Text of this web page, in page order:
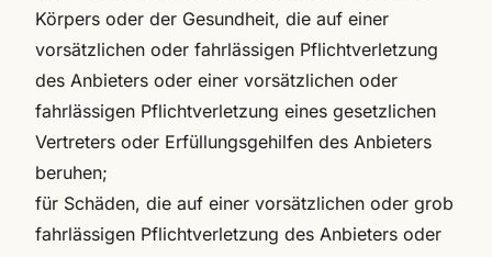
Körpers oder der Gesundheit, die auf einer
vorsätzlichen oder fahrlässigen Pflichtverletzung
des Anbieters oder einer vorsätzlichen oder
fahrlässigen Pflichtverletzung eines gesetzlichen
Vertreters oder Erfüllungsgehilfen des Anbieters
beruhen;
für Schäden, die auf einer vorsätzlichen oder grob
fahrlässigen Pflichtverletzung des Anbieters oder